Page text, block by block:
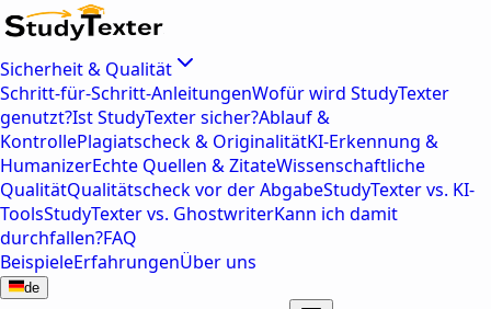
Sicherheit & Qualität
Schritt-für-Schritt-AnleitungenWofür wird StudyTexter
genutzt?Ist StudyTexter sicher?Ablauf &
KontrollePlagiatscheck & OriginalitätKI-Erkennung &
HumanizerEchte Quellen & ZitateWissenschaftliche
QualitätQualitätscheck vor der AbgabeStudyTexter vs. KI-
ToolsStudyTexter vs. GhostwriterKann ich damit
durchfallen?FAQ
BeispieleErfahrungenÜber uns
de